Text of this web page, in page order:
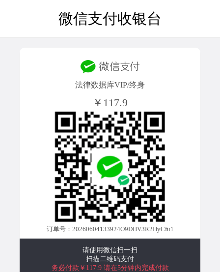
微信支付收银台
法律数据库VIP/终身
￥117.9
订单号：20260604133924O9DHV3R2HyCfu1
请使用微信扫一扫
扫描二维码支付
务必付款￥117.9 请在5分钟内完成付款